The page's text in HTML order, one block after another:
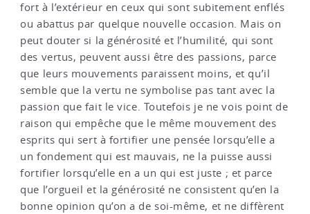
fort à l’extérieur en ceux qui sont subitement enflés
ou abattus par quelque nouvelle occasion. Mais on
peut douter si la générosité et l’humilité, qui sont
des vertus, peuvent aussi être des passions, parce
que leurs mouvements paraissent moins, et qu’il
semble que la vertu ne symbolise pas tant avec la
passion que fait le vice. Toutefois je ne vois point de
raison qui empêche que le même mouvement des
esprits qui sert à fortifier une pensée lorsqu’elle a
un fondement qui est mauvais, ne la puisse aussi
fortifier lorsqu’elle en a un qui est juste ; et parce
que l’orgueil et la générosité ne consistent qu’en la
bonne opinion qu’on a de soi-même, et ne diffèrent